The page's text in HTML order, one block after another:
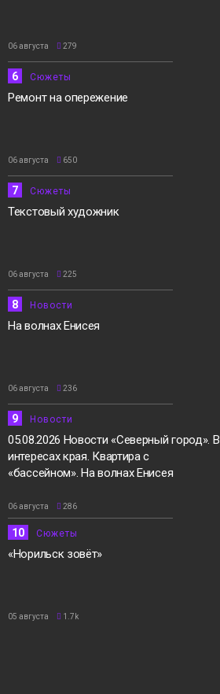
06 августа 279
6 Сюжеты
Ремонт на опережение
06 августа 650
7 Сюжеты
Текстовый художник
06 августа 225
8 Новости
На волнах Енисея
06 августа 236
9 Новости
05.08.2026 Новости «Северный город». В
интересах края. Квартира с
«бассейном». На волнах Енисея
06 августа 286
10 Сюжеты
«Норильск зовёт»
05 августа 1.7k